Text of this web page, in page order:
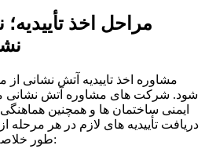
مراحل اخذ
شود. شرکت های مشاوره آتش
ایمنی ساختمان ها و همچنین
دریافت تأییدیه های لازم در هر مرحله
طور خلاصه شامل موارد زیر می شوند: